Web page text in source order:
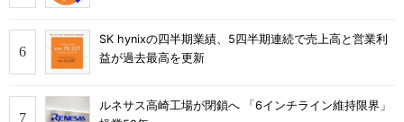
SK hynixの四半期業績、5四半期連続で売上高と営業利
益が過去最高を更新
ルネサス高崎工場が閉鎖へ 「6インチライン維持限界」